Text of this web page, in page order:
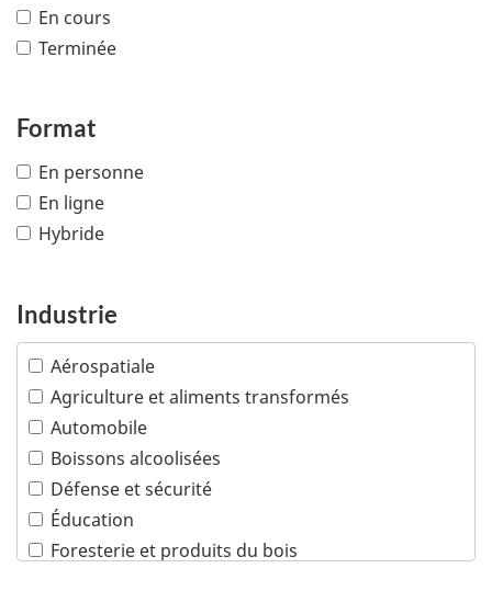
En cours
Terminée
Format
En personne
En ligne
Hybride
Industrie
Aérospatiale
Agriculture et aliments transformés
Automobile
Boissons alcoolisées
Défense et sécurité
Éducation
Foresterie et produits du bois